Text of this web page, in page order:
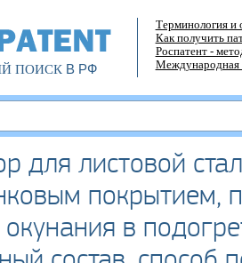
ПОИСКВ РФ
Терминология и
Как получить
Роспатент -
Международная
для листовой
покрытием,
в